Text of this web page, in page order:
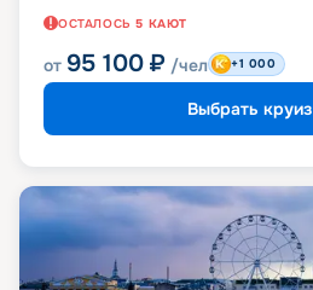
ОСТАЛОСЬ 5 КАЮТ
от 95 100 ₽ /чел +1 000
Выбрать круиз